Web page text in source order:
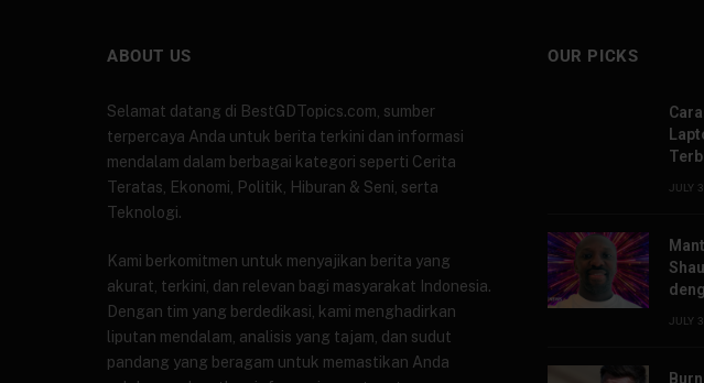
ABOUT US
Selamat datang di BestGDTopics.com, sumber
terpercaya Anda untuk berita terkini dan informasi
mendalam dalam berbagai kategori seperti Cerita
Teratas, Ekonomi, Politik, Hiburan & Seni, serta
Teknologi.
Kami berkomitmen untuk menyajikan berita yang
akurat, terkini, dan relevan bagi masyarakat Indonesia.
Dengan tim yang berdedikasi, kami menghadirkan
liputan mendalam, analisis yang tajam, dan sudut
pandang yang beragam untuk memastikan Anda
OUR PICKS
JULY
JULY